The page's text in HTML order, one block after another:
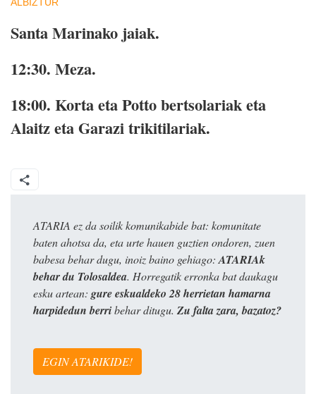
ALBIZTUR
Santa Marinako jaiak.
12:30. Meza.
18:00. Korta eta Potto bertsolariak eta
Alaitz eta Garazi trikitilariak.
ATARIA ez da soilik komunikabide bat: komunitate
baten ahotsa da, eta urte hauen guztien ondoren, zuen
babesa behar dugu, inoiz baino gehiago:ATARIAk
behar du Tolosaldea. Horregatik erronka bat daukagu
esku artean: gure eskualdeko 28 herrietan hamarna
harpidedun berribehar ditugu. Zu falta zara, bazatoz?
EGIN ATARIKIDE!